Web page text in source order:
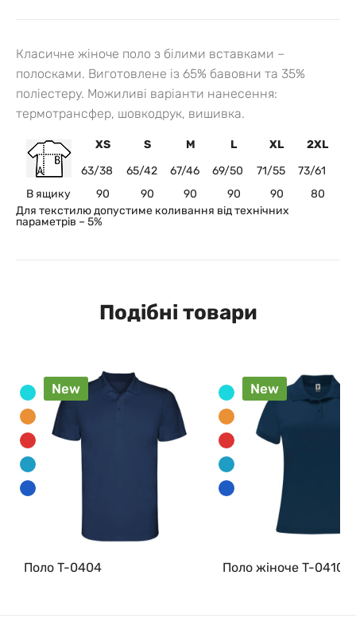
Класичне жіноче поло з білими вставками –
полосками. Виготовлене із 65% бавовни та 35%
поліестеру. Можиливі варіанти нанесення:
термотрансфер, шовкодрук, вишивка.
XS S M L XL
2XL
63/38
65/42 67/46 69/50 71/55
73/61
В ящику
90 90 90 90 90
80
Для текстилю допустиме коливання від технічних
параметрів – 5%
Подібні товари
New
Поло T-0404
New
Поло жіноче T-0410